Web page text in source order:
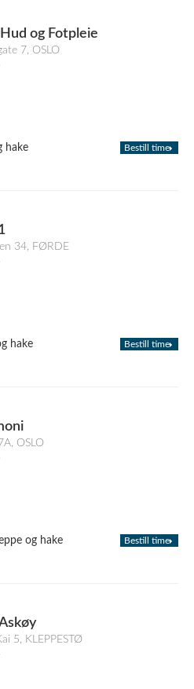
og Fotpleie
7, OSLO
hake Bestill time
34, FØRDE
hake Bestill time
OSLO
og hake Bestill time
5, KLEPPESTØ